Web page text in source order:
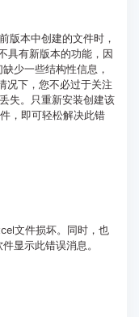
版本中创建的文件时，
具有新版本的功能，因
少一些结构性信息，
况下，您不必过于关注
失。只重新安装创建该
，即可轻松解决此错
文件损坏。同时，也
显示此错误消息。